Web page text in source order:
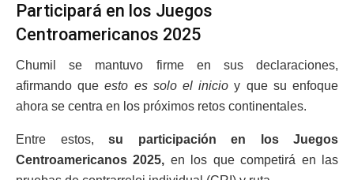
Participará en los Juegos
Centroamericanos 2025
Chumil se mantuvo firme en sus declaraciones,
afirmando queesto es solo el inicio y que su enfoque
ahora se centra en los próximos retos continentales.
Entre estos, su participación en los Juegos
Centroamericanos 2025, en los que competirá en las